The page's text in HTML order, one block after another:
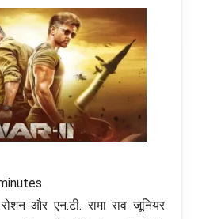
और एन.टी. रामा राव जूनियर